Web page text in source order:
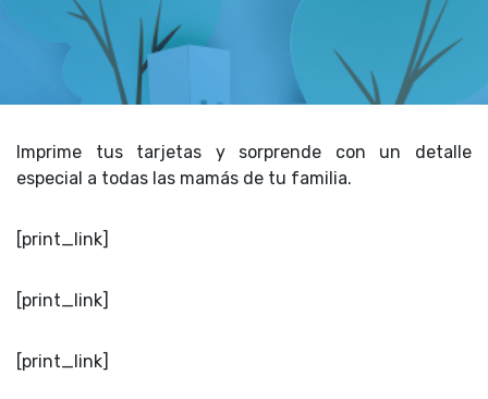
Imprime tus tarjetas y sorprende con un detalle
especial a todas las mamás de tu familia.
[print_link]
[print_link]
[print_link]